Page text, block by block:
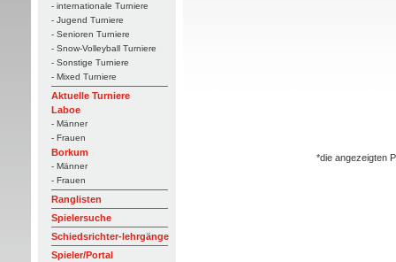
- internationale Turniere
- Jugend Turniere
- Senioren Turniere
- Snow-Volleyball Turniere
- Sonstige Turniere
- Mixed Turniere
Aktuelle Turniere
Laboe
- Männer
- Frauen
Borkum
- Männer
- Frauen
Ranglisten
Spielersuche
Schiedsrichter-lehrgänge
Spieler/Portal
*die angezeigten